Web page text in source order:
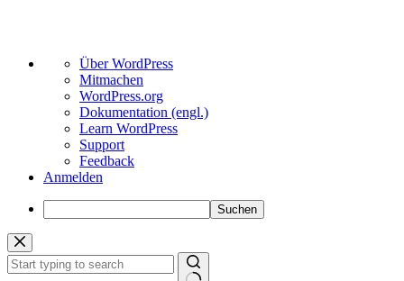
Über
WordPress
Über WordPress
Mitmachen
WordPress.org
Dokumentation (engl.)
Learn WordPress
Support
Feedback
Anmelden
Suchen
Zum
Inhalt
springen